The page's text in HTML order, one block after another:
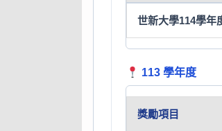
世新大學114學年
113 學年度
獎勵項目